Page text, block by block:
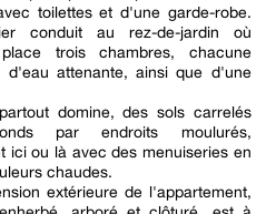
toilettes et d'une garde-robe.
conduit au rez-de-jardin où
trois chambres, chacune
d'eau attenante, ainsi que d'une
domine, des sols carrelés
par endroits moulurés,
ici ou là avec des menuiseries en
chaudes.
extérieure de l'appartement,